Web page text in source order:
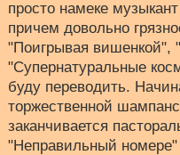
просто намеке
причем довольно
"Поигрывая вишенкой",
"Супернатуральные
буду переводить.
торжественной
заканчивается
"Неправильный